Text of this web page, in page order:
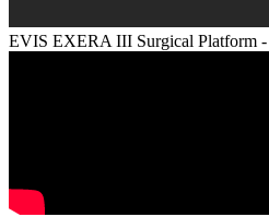
EVIS EXERA III Surgical Platform